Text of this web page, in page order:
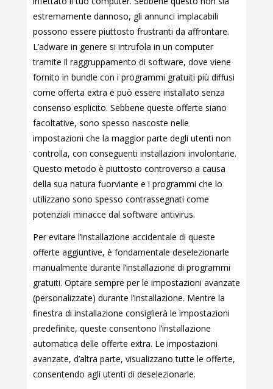
estremamente dannoso, gli annunci implacabili
possono essere piuttosto frustranti da affrontare.
L’adware in genere si intrufola in un computer
tramite il raggruppamento di software, dove viene
fornito in bundle con i programmi gratuiti più diffusi
come offerta extra e può essere installato senza
consenso esplicito. Sebbene queste offerte siano
facoltative, sono spesso nascoste nelle
impostazioni che la maggior parte degli utenti non
controlla, con conseguenti installazioni involontarie.
Questo metodo è piuttosto controverso a causa
della sua natura fuorviante e i programmi che lo
utilizzano sono spesso contrassegnati come
potenziali minacce dal software antivirus.
Per evitare l’installazione accidentale di queste
offerte aggiuntive, è fondamentale deselezionarle
manualmente durante l’installazione di programmi
gratuiti. Optare sempre per le impostazioni avanzate
(personalizzate) durante l’installazione. Mentre la
finestra di installazione consiglierà le impostazioni
predefinite, queste consentono l’installazione
automatica delle offerte extra. Le impostazioni
avanzate, d’altra parte, visualizzano tutte le offerte,
consentendo agli utenti di deselezionarle.